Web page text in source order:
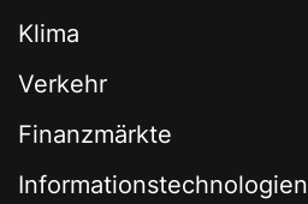
Klima
Verkehr
Finanzmärkte
Informationstechnologien